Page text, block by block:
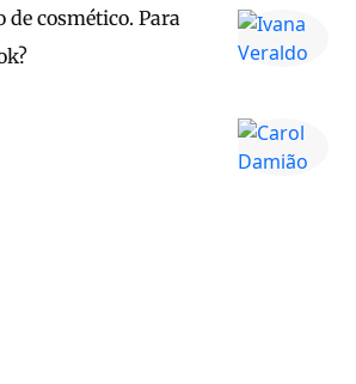
cosmético. Para